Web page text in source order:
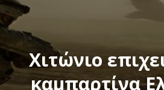
Χιτώνιο
καμπαρτίνα